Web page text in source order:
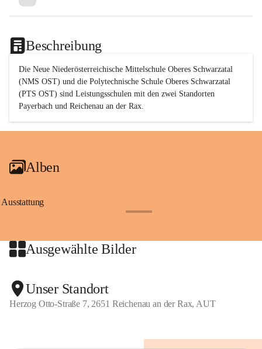
Beschreibung
Die Neue Niederösterreichische Mittelschule Oberes Schwarzatal
(NMS OST) und die Polytechnische Schule Oberes Schwarzatal
(PTS OST) sind Leistungsschulen mit den zwei Standorten
Payerbach und Reichenau an der Rax.
Alben
Ausstattung
Ausgewählte Bilder
Unser Standort
Herzog Otto-Straße 7, 2651 Reichenau an der Rax, AUT